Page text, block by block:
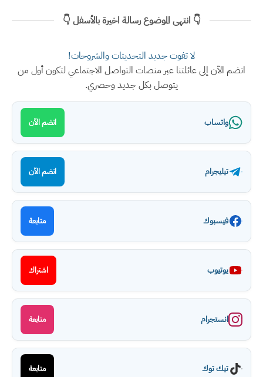
👇 انتهى الموضوع رسالة اخيرة بالأسفل 👇
لا تفوت جديد التحديثات والشروحات!
انضم الآن إلى عائلتنا عبر منصات التواصل الاجتماعي لتكون أول من
يتوصل بكل جديد وحصري.
واتساب انضم الآن
تيليجرام انضم الآن
فيسبوك متابعة
يوتيوب اشتراك
انستجرام متابعة
تيك توك متابعة